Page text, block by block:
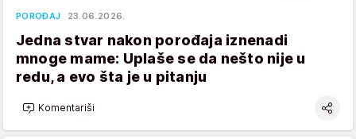
POROĐAJ 23.06.2026.
Jedna stvar nakon porođaja iznenadi
mnoge mame: Uplaše se da nešto nije u
redu, a evo šta je u pitanju
Komentariši